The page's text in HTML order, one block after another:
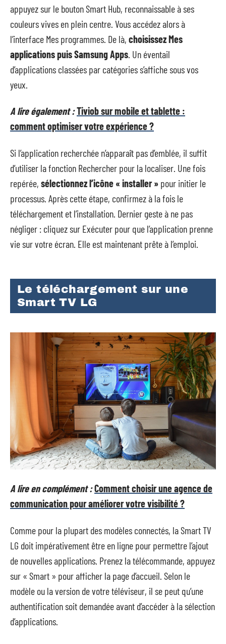
appuyez sur le bouton Smart Hub, reconnaissable à ses
couleurs vives en plein centre. Vous accédez alors à
l’interface Mes programmes. De là, choisissez Mes
applications puis Samsung Apps . Un éventail
d’applications classées par catégories s’affiche sous vos
yeux.
A lire également :Tiviob sur mobile et tablette :
comment optimiser votre expérience ?
Si l’application recherchée n’apparaît pas d’emblée, il suffit
d’utiliser la fonction Rechercher pour la localiser. Une fois
repérée, sélectionnez l’icône « installer » pour initier le
processus. Après cette étape, confirmez à la fois le
téléchargement et l’installation. Dernier geste à ne pas
négliger : cliquez sur Exécuter pour que l’application prenne
vie sur votre écran. Elle est maintenant prête à l’emploi.
Le téléchargement sur une
Smart TV LG
A lire en complément :Comment choisir une agence de
communication pour améliorer votre visibilité ?
Comme pour la plupart des modèles connectés, la Smart TV
LG doit impérativement être en ligne pour permettre l’ajout
de nouvelles applications. Prenez la télécommande, appuyez
sur « Smart » pour afficher la page d’accueil. Selon le
modèle ou la version de votre téléviseur, il se peut qu’une
authentification soit demandée avant d’accéder à la sélection
d’applications.